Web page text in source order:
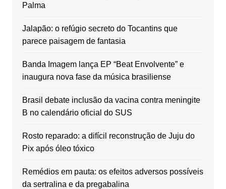
Palma
Jalapão: o refúgio secreto do Tocantins que
parece paisagem de fantasia
Banda Imagem lança EP “Beat Envolvente” e
inaugura nova fase da música brasiliense
Brasil debate inclusão da vacina contra meningite
B no calendário oficial do SUS
Rosto reparado: a difícil reconstrução de Juju do
Pix após óleo tóxico
Remédios em pauta: os efeitos adversos possíveis
da sertralina e da pregabalina